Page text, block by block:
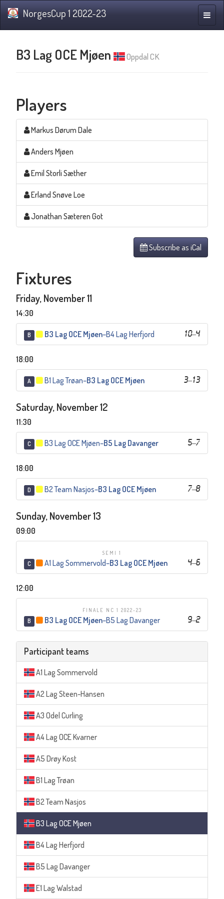
Toggle
NorgesCup 1 2022-23
B3 Lag OCE Mjøen Oppdal CK
Players
Markus Dørum Dale
Anders Mjøen
Emil Storli Sæther
Erland Snøve Loe
Jonathan Sæteren Got
Subscribe as iCal
Fixtures
Friday, November 11
14:30
B 10–4
B3 Lag OCE Mjøen–B4 Lag Herfjord
18:00
A 3–13
B1 Lag Trøan–B3 Lag OCE Mjøen
Saturday, November 12
11:30
C 5–7
B3 Lag OCE Mjøen–B5 Lag Davanger
18:00
D 7–8
B2 Team Nasjos–B3 Lag OCE Mjøen
Sunday, November 13
09:00
SEMI 1
C 4–6
A1 Lag Sommervold–B3 Lag OCE Mjøen
12:00
FINALE NC 1 2022-23
B 9–2
B3 Lag OCE Mjøen–B5 Lag Davanger
Participant teams
A1 Lag Sommervold
A2 Lag Steen-Hansen
A3 Odel Curling
A4 Lag OCE Kvarner
A5 Drøy Kost
B1 Lag Trøan
B2 Team Nasjos
B3 Lag OCE Mjøen
B4 Lag Herfjord
B5 Lag Davanger
E1 Lag Walstad